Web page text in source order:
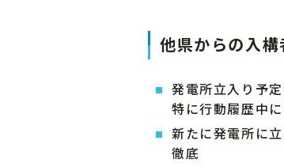
他県からの入
発電所立入り予
特に行動履歴中
新たに発電所に
徹底